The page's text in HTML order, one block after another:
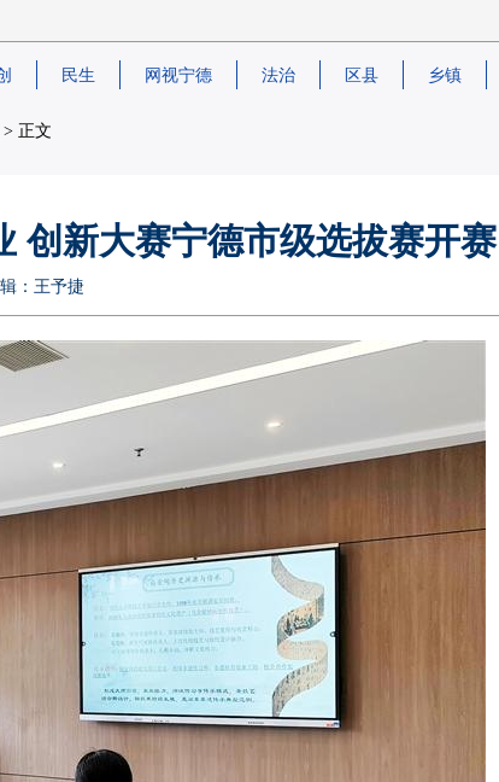
民生 网视宁德 法治 区县 乡镇
> 正文
创新大赛宁德市级选拔赛开赛
：王予捷